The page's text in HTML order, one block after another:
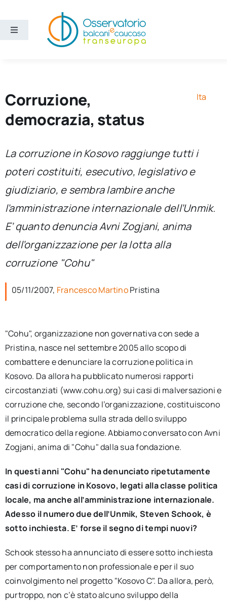
contenuto
Toggle
Ricerca e divulgazione
Sezioni
Chi siamo
per:
Newsletter
Ita
Corruzione,
democrazia, status
Ita
La corruzione in Kosovo raggiunge tutti i
poteri costituiti, esecutivo, legislativo e
giudiziario, e sembra lambire anche
l’amministrazione internazionale dell’Unmik.
E’ quanto denuncia Avni Zogjani, anima
dell’organizzazione per la lotta alla
corruzione "Cohu"
05/11/2007, Francesco MartinoPristina
"Cohu", organizzazione non governativa con sede a
Pristina, nasce nel settembre 2005 allo scopo di
combattere e denunciare la corruzione politica in
Kosovo. Da allora ha pubblicato numerosi rapporti
circostanziati (www.cohu.org) sui casi di malversazioni e
corruzione che, secondo l’organizzazione, costituiscono
il principale problema sulla strada dello sviluppo
democratico della regione. Abbiamo conversato con Avni
Zogjani, anima di "Cohu" dalla sua fondazione.
In questi anni "Cohu" ha denunciato ripetutamente
casi di corruzione in Kosovo, legati alla classe politica
locale, ma anche all’amministrazione internazionale.
Adesso il numero due dell’Unmik, Steven Schook, è
sotto inchiesta. E’ forse il segno di tempi nuovi?
Schook stesso ha annunciato di essere sotto inchiesta
per comportamento non professionale e per il suo
coinvolgimento nel progetto "Kosovo C". Da allora, però,
purtroppo, non c’è stato alcuno sviluppo della